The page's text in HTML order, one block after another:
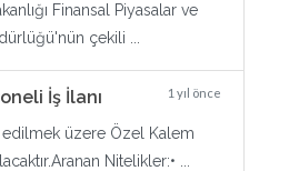
Finansal Piyasalar ve
çekili ...
İş İlanı 1 yıl önce
edilmek üzere Özel Kalem
Nitelikler:• ...